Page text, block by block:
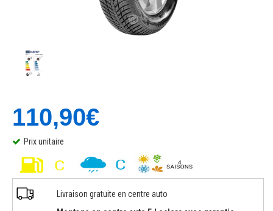
110,90€
Prix unitaire
Livraison gratuite en centre auto